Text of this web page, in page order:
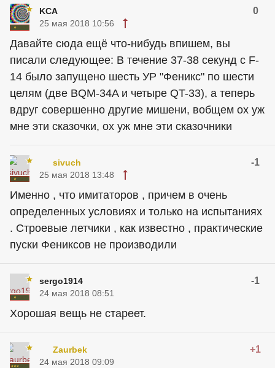
KCA 0
25 мая 2018 10:56
Давайте сюда ещё что-нибудь впишем, вы
писали следующее: В течение 37-38 секунд с F-
14 было запущено шесть УР "Феникс" по шести
целям (две BQM-34A и четыре QT-33), а теперь
вдруг совершенно другие мишени, вобщем ох уж
мне эти сказочки, ох уж мне эти сказочники
sivuch -1
25 мая 2018 13:48
Именно , что имитаторов , причем в очень
определенных условиях и только на испытаниях
. Строевые летчики , как известно , практические
пуски Фениксов не производили
sergo1914 -1
24 мая 2018 08:51
Хорошая вещь не стареет.
Zaurbek +1
24 мая 2018 09:09